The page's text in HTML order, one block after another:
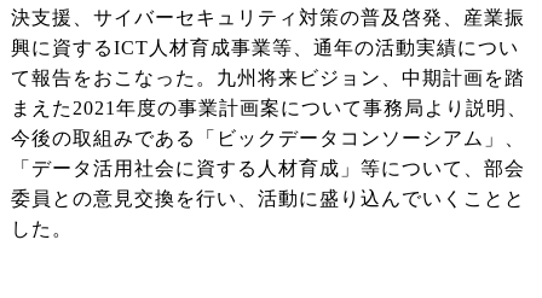
決支援、サイバーセキュリティ対策の普及啓発、産業振
興に資するICT人材育成事業等、通年の活動実績につい
て報告をおこなった。九州将来ビジョン、中期計画を踏
まえた2021年度の事業計画案について事務局より説明、
今後の取組みである「ビックデータコンソーシアム」、
「データ活用社会に資する人材育成」等について、部会
委員との意見交換を行い、活動に盛り込んでいくことと
した。